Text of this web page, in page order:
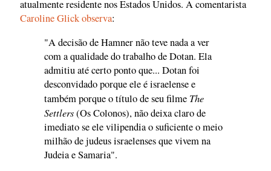
atualmente residente nos Estados Unidos. A comentarista
Caroline Glick observa:
"A decisão de Hamner não teve nada a ver
com a qualidade do trabalho de Dotan. Ela
admitiu até certo ponto que... Dotan foi
desconvidado porque ele é israelense e
também porque o título de seu filme The
Settlers(Os Colonos), não deixa claro de
imediato se ele vilipendia o suficiente o meio
milhão de judeus israelenses que vivem na
Judeia e Samaria".